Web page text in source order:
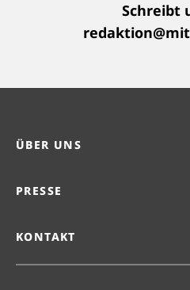
Schreibt
ÜBER UNS
PRESSE
KONTAKT